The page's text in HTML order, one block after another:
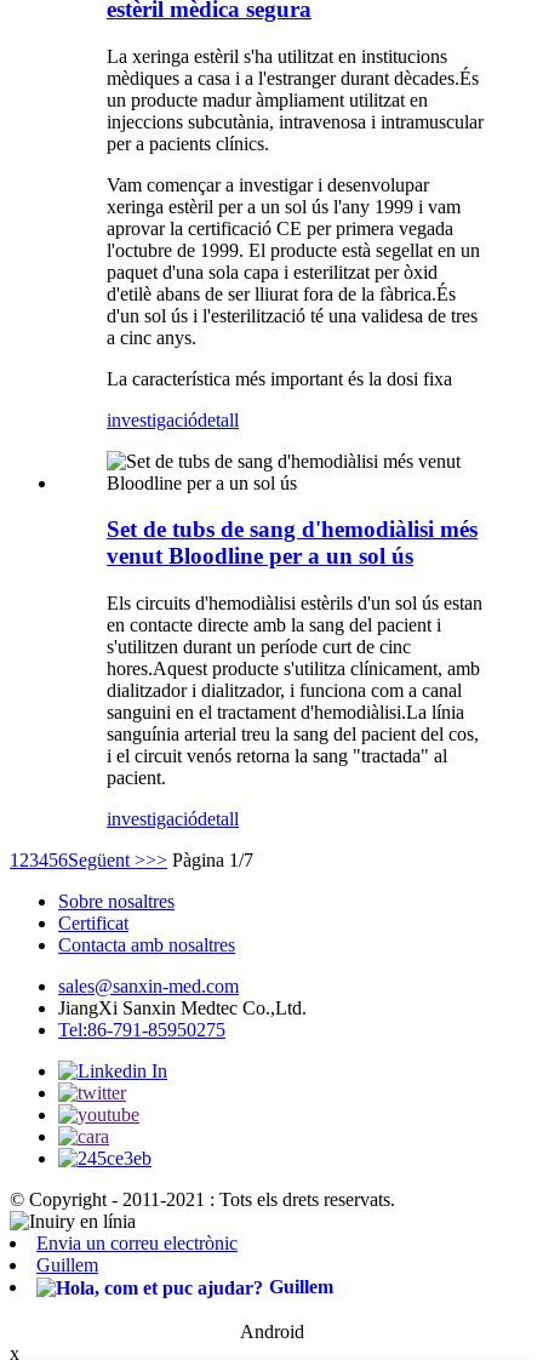
estèril mèdica segura
La xeringa estèril s'ha utilitzat en institucions
mèdiques a casa i a l'estranger durant dècades.És
un producte madur àmpliament utilitzat en
injeccions subcutània, intravenosa i intramuscular
per a pacients clínics.
Vam començar a investigar i desenvolupar
xeringa estèril per a un sol ús l'any 1999 i vam
aprovar la certificació CE per primera vegada
l'octubre de 1999. El producte està segellat en un
paquet d'una sola capa i esterilitzat per òxid
d'etilè abans de ser lliurat fora de la fàbrica.És
d'un sol ús i l'esterilització té una validesa de tres
a cinc anys.
La característica més important és la dosi fixa
investigaciódetall
Set de tubs de sang d'hemodiàlisi més
venut Bloodline per a un sol ús
Els circuits d'hemodiàlisi estèrils d'un sol ús estan
en contacte directe amb la sang del pacient i
s'utilitzen durant un període curt de cinc
hores.Aquest producte s'utilitza clínicament, amb
dialitzador i dialitzador, i funciona com a canal
sanguini en el tractament d'hemodiàlisi.La línia
sanguínia arterial treu la sang del pacient del cos,
i el circuit venós retorna la sang "tractada" al
pacient.
investigaciódetall
1 23456Següent >>> Pàgina 1/7
Sobre nosaltres
Certificat
Contacta amb nosaltres
sales@sanxin-med.com
JiangXi Sanxin Medtec Co.,Ltd.
Tel:86-791-85950275
© Copyright - 2011-2021 : Tots els drets reservats.
Envia un correu electrònic
Guillem
Guillem
Android
x